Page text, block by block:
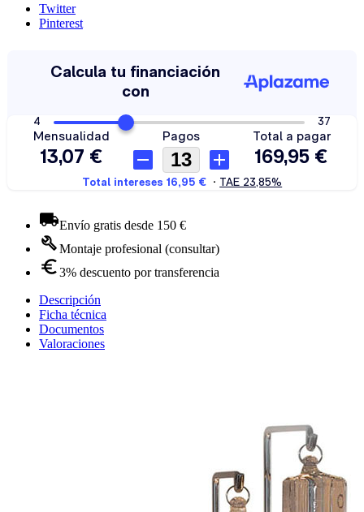
Twitter
Pinterest
Envío gratis desde 150 €
Montaje profesional (consultar)
3% descuento por transferencia
Descripción
Ficha técnica
Documentos
Valoraciones